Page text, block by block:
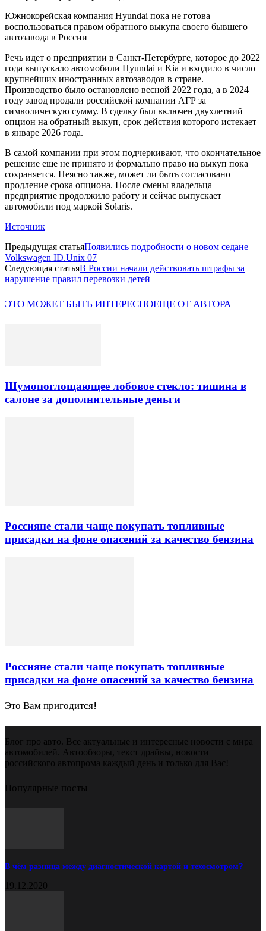
Южнокорейская компания Hyundai пока не готова
воспользоваться правом обратного выкупа своего бывшего
автозавода в России
Речь идет о предприятии в Санкт-Петербурге, которое до 2022
года выпускало автомобили Hyundai и Kia и входило в число
крупнейших иностранных автозаводов в стране.
Производство было остановлено весной 2022 года, а в 2024
году завод продали российской компании АГР за
символическую сумму. В сделку был включен двухлетний
опцион на обратный выкуп, срок действия которого истекает
в январе 2026 года.
В самой компании при этом подчеркивают, что окончательное
решение еще не принято и формально право на выкуп пока
сохраняется. Неясно также, может ли быть согласовано
продление срока опциона. После смены владельца
предприятие продолжило работу и сейчас выпускает
автомобили под маркой Solaris.
Источник
Предыдущая статьяПоявились подробности о новом седане
Volkswagen ID.Unix 07
Следующая статьяВ России начали действовать штрафы за
нарушение правил перевозки детей
ЭТО МОЖЕТ БЫТЬ ИНТЕРЕСНОЕЩЕ ОТ АВТОРА
Шумопоглощающее лобовое стекло: тишина в
салоне за дополнительные деньги
Россияне стали чаще покупать топливные
присадки на фоне опасений за качество бензина
Россияне стали чаще покупать топливные
присадки на фоне опасений за качество бензина
Это Вам пригодится!
Блог про авто. Все актуальные и интересные новости с мира
автомобилей. Автообзоры, текст драйвы, новости
российского автопрома каждый день и только для Вас!
Популярные посты
В чём разница между диагностической картой и техосмотром?
19.12.2020